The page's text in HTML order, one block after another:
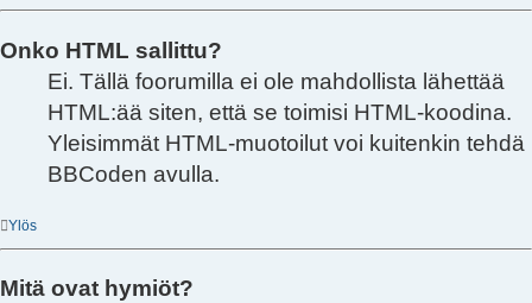
Onko HTML sallittu?
Ei. Tällä foorumilla ei ole mahdollista lähettää
HTML:ää siten, että se toimisi HTML-koodina.
Yleisimmät HTML-muotoilut voi kuitenkin tehdä
BBCoden avulla.
Ylös
Mitä ovat hymiöt?